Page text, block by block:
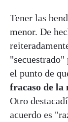
Tener las
menor. De
el punto de
fracaso de la
Otro
acuerdo es